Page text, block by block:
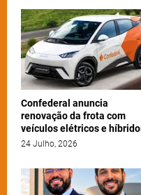
Confederal anuncia
renovação da frota com
veículos elétricos e
24 Julho, 2026